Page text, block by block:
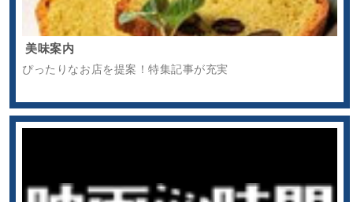
美味案内
ぴったりなお店を提案！特集記事が充実